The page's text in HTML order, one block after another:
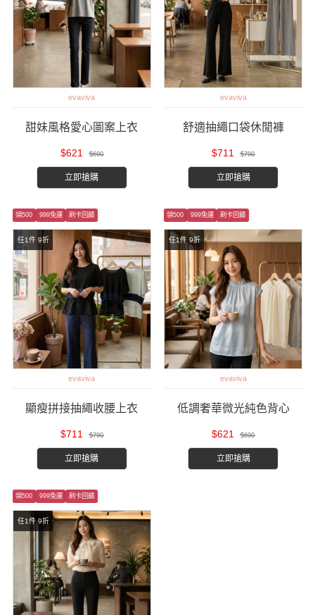
evaviva
甜妹風格愛心圖案上衣
$621 $690
立即搶購
evaviva
舒適抽繩口袋休閒褲
$711 $790
立即搶購
任1件 9折
領500 999免運 刷卡回饋
evaviva
顯瘦拼接抽繩收腰上衣
$711 $790
立即搶購
任1件 9折
領500 999免運 刷卡回饋
evaviva
低調奢華微光純色背心
$621 $690
立即搶購
任1件 9折
領500 999免運 刷卡回饋